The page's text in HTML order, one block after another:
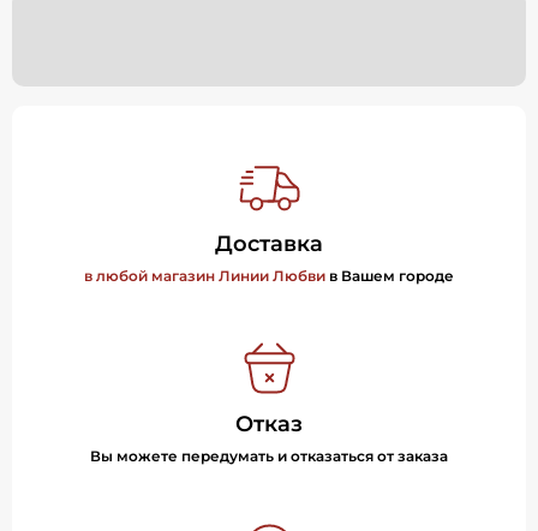
Доставка
в любой магазин Линии Любви в Вашем городе
Отказ
Вы можете передумать и отказаться от заказа